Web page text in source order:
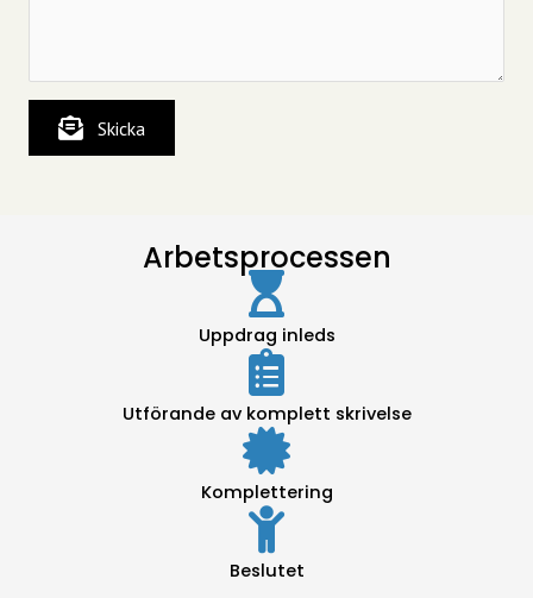
Skicka
Arbetsprocessen
Uppdrag inleds
Utförande av komplett skrivelse
Komplettering
Beslutet